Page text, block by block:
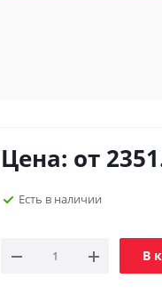
Цена: от
Есть в наличии
В